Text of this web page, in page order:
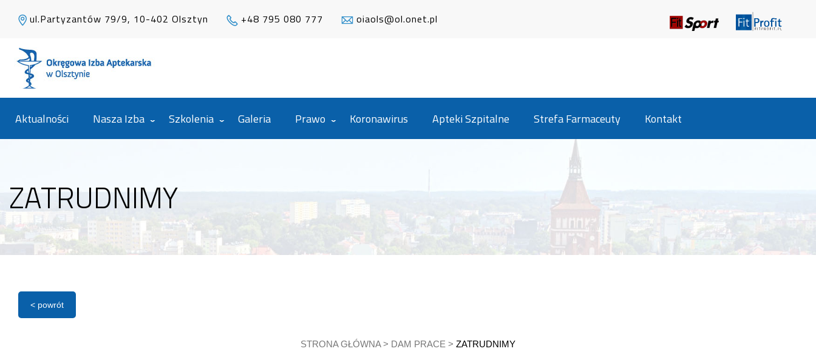
ul.Partyzantów 79/9, 10-402 Olsztyn +48 795 080 777 oiaols@ol.onet.pl
Aktualności Nasza Izba Szkolenia Galeria Prawo Koronawirus Apteki Szpitalne Strefa Farmaceuty Kontakt
ZATRUDNIMY
< powrót
STRONA GŁÓWNA> DAM PRACE > ZATRUDNIMY